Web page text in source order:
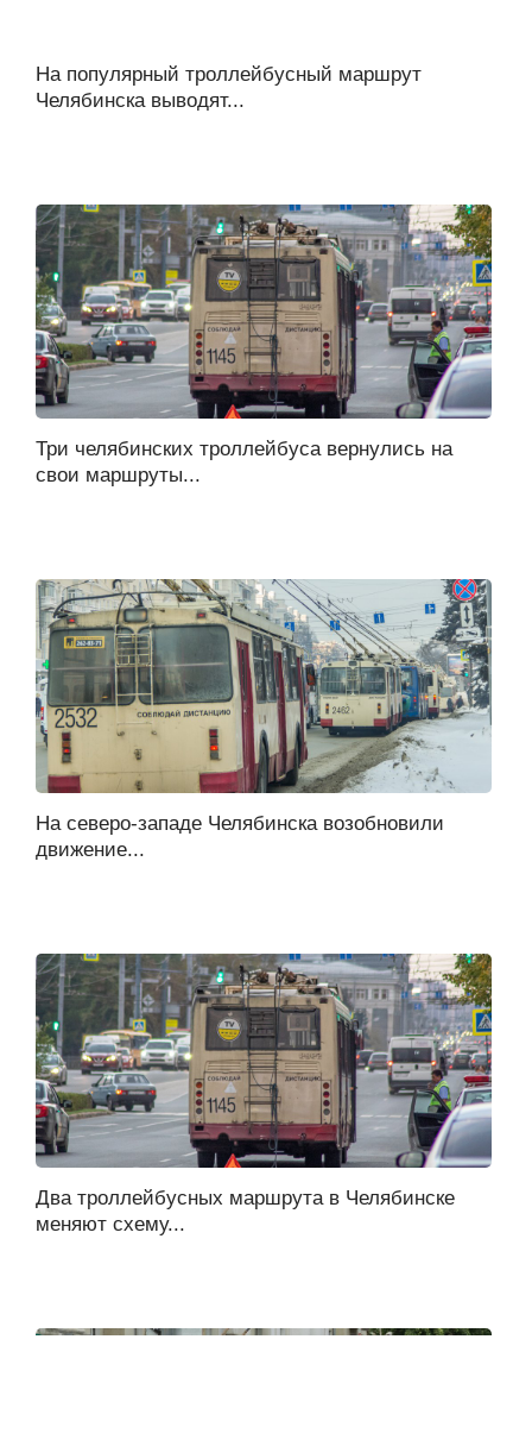
На популярный троллейбусный маршрут
Челябинска выводят...
Три челябинских троллейбуса вернулись на
свои маршруты...
На северо-западе Челябинска возобновили
движение...
Два троллейбусных маршрута в Челябинске
меняют схему...